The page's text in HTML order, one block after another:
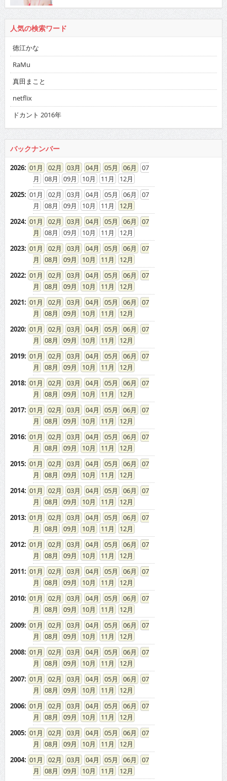
人気の検索ワード
徳江かな
RaMu
真田まこと
netflix
ドカント 2016年
バックナンバー
2026: 01 02 03 04 05 06
07
08
09 10 11
12
2025: 01 02 03 04 05 06
07
08
09 10 11
12
2024: 01 02 03 04 05 06
07
08
09 10 11
12
2023: 01 02 03 04 05 06
07
08
09 10 11
12
2022: 01 02 03 04 05 06
07
08
09 10 11
12
2021: 01 02 03 04 05 06
07
08
09 10 11
12
2020: 01 02 03 04 05 06
07
08
09 10 11
12
2019: 01 02 03 04 05 06
07
08
09 10 11
12
2018: 01 02 03 04 05 06
07
08
09 10 11
12
2017: 01 02 03 04 05 06
07
08
09 10 11
12
2016: 01 02 03 04 05 06
07
08
09 10 11
12
2015: 01 02 03 04 05 06
07
08
09 10 11
12
2014: 01 02 03 04 05 06
07
08
09 10 11
12
2013: 01 02 03 04 05 06
07
08
09 10 11
12
2012: 01 02 03 04 05 06
07
08
09 10 11
12
2011: 01 02 03 04 05 06
07
08
09 10 11
12
2010: 01 02 03 04 05 06
07
08
09 10 11
12
2009: 01 02 03 04 05 06
07
08
09 10 11
12
2008: 01 02 03 04 05 06
07
08
09 10 11
12
2007: 01 02 03 04 05 06
07
08
09 10 11
12
2006: 01 02 03 04 05 06
07
08
09 10 11
12
2005: 01 02 03 04 05 06
07
08
09 10 11
12
2004: 01 02 03 04 05 06
07
08
09 10 11
12